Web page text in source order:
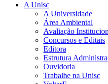
A Unisc
A Universidade
Área Ambiental
Avaliação
Concursos e Editais
Editora
Estrutura
Ouvidoria
Trabalhe na Unisc